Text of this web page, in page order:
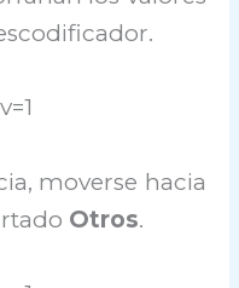
moverse hacia
Otros.